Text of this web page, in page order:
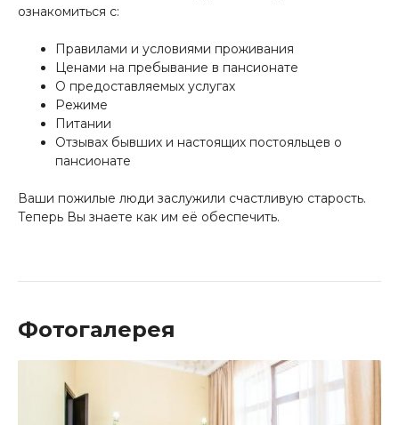
ознакомиться с:
Правилами и условиями проживания
Ценами на пребывание в пансионате
О предоставляемых услугах
Режиме
Питании
Отзывах бывших и настоящих постояльцев о
пансионате
Ваши пожилые люди заслужили счастливую старость.
Теперь Вы знаете как им её обеспечить.
Фотогалерея